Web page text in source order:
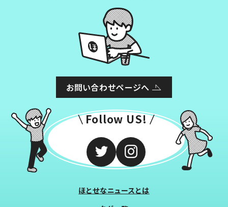
お問い合わせページへ
Follow US!
ほとせなニュースとは